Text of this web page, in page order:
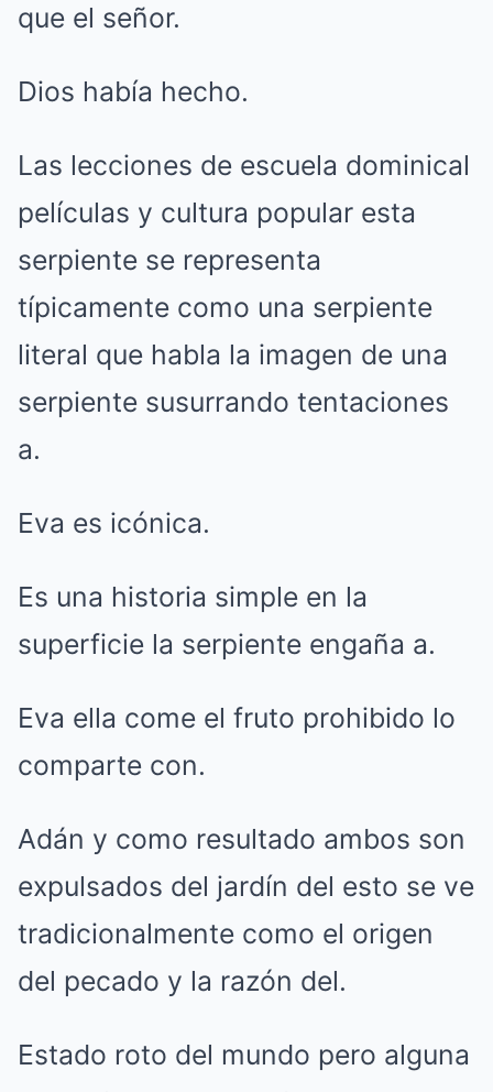
que el señor.
Dios había hecho.
Las lecciones de escuela dominical
películas y cultura popular esta
serpiente se representa
típicamente como una serpiente
literal que habla la imagen de una
serpiente susurrando tentaciones
a.
Eva es icónica.
Es una historia simple en la
superficie la serpiente engaña a.
Eva ella come el fruto prohibido lo
comparte con.
Adán y como resultado ambos son
expulsados del jardín del esto se ve
tradicionalmente como el origen
del pecado y la razón del.
Estado roto del mundo pero alguna